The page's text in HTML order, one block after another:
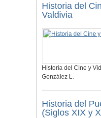
Historia del
Valdivia
Historia del Cine y
González L.
Historia del
(Siglos XIX y